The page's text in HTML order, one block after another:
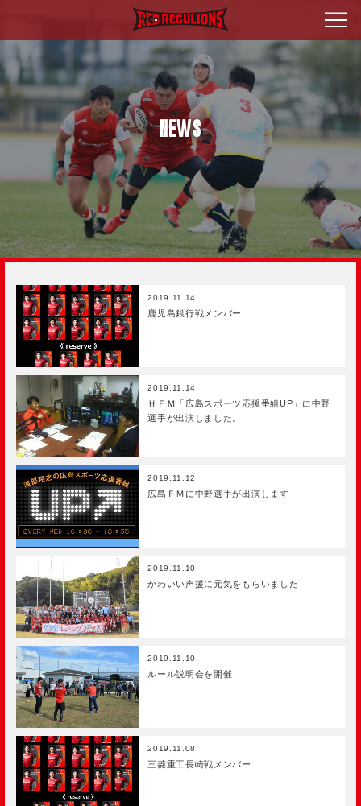
NEWS
2019.11.14
鹿児島銀行戦メンバー
2019.11.14
ＨＦＭ「広島スポーツ応援番組UP」に中野
選手が出演しました。
2019.11.12
広島ＦＭに中野選手が出演します
2019.11.10
かわいい声援に元気をもらいました
2019.11.10
ルール説明会を開催
2019.11.08
三菱重工長崎戦メンバー